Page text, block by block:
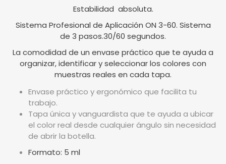
Estabilidad absoluta.
Sistema Profesional de Aplicación ON 3-60. Sistema
de 3 pasos.30/60 segundos.
La comodidad de un envase práctico que te ayuda a
organizar, identificar y seleccionar los colores con
muestras reales en cada tapa.
Envase práctico y ergonómico que facilita tu
trabajo.
Tapa única y vanguardista que te ayuda a ubicar
el color real desde cualquier ángulo sin necesidad
de abrir la botella.
Formato: 5 ml